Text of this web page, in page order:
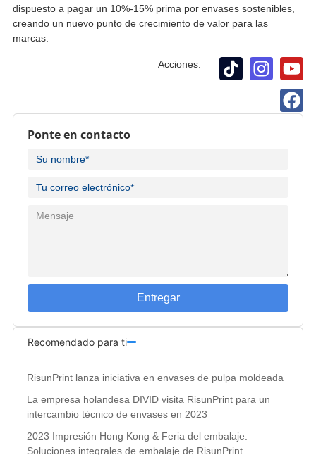
dispuesto a pagar un 10%-15% prima por envases sostenibles,
creando un nuevo punto de crecimiento de valor para las
marcas.
Acciones:
Ponte en contacto
Entregar
Recomendado para ti
RisunPrint lanza iniciativa en envases de pulpa moldeada
La empresa holandesa DIVID visita RisunPrint para un
intercambio técnico de envases en 2023
2023 Impresión Hong Kong & Feria del embalaje:
Soluciones integrales de embalaje de RisunPrint